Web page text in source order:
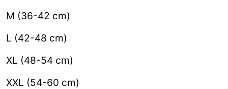
M (36-42 cm)
L (42-48 cm)
XL (48-54 cm)
XXL (54-60 cm)